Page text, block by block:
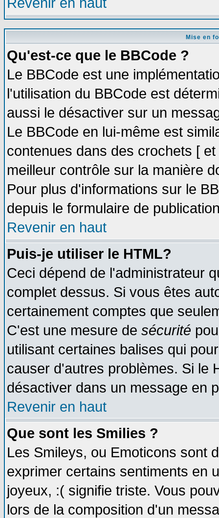
Mise en
Qu'est-ce que le BBCode ?
Le BBCode est une
l'utilisation du BBCode est
aussi le désactiver sur un
Le BBCode en lui-même est
contenues dans des crochets [
meilleur contrôle sur la manière
Pour plus d'informations sur le
depuis le formulaire de
Revenir en haut
Puis-je utiliser le HTML?
Ceci dépend de l'administrateur
complet dessus. Si vous êtes
certainement comptes que
C'est une mesure de sécurité
utilisant certaines balises qui
causer d'autres problèmes. Si le
désactiver dans un message en
Revenir en haut
Que sont les Smilies ?
Les Smileys, ou Emoticons sont
exprimer certains sentiments en
joyeux, :( signifie triste. Vous
lors de la composition d'un